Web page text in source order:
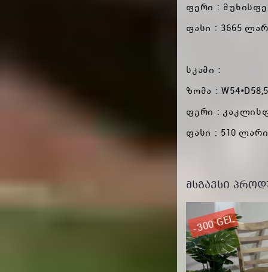
ფერი :
ფასი : 3665
სკამი :
ზომა :
ფერი :
ფასი : 510
ᲛᲡᲒᲐᲕᲡᲘ
-300 GEL